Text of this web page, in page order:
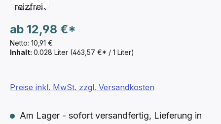
Netto: 10,91 €
ab 12,98 €*
Inhalt: 0.028 Liter (463,57 €* / 1 Liter)
Preise inkl. MwSt. zzgl. Versandkosten
Am Lager - sofort versandfertig, Lieferung in